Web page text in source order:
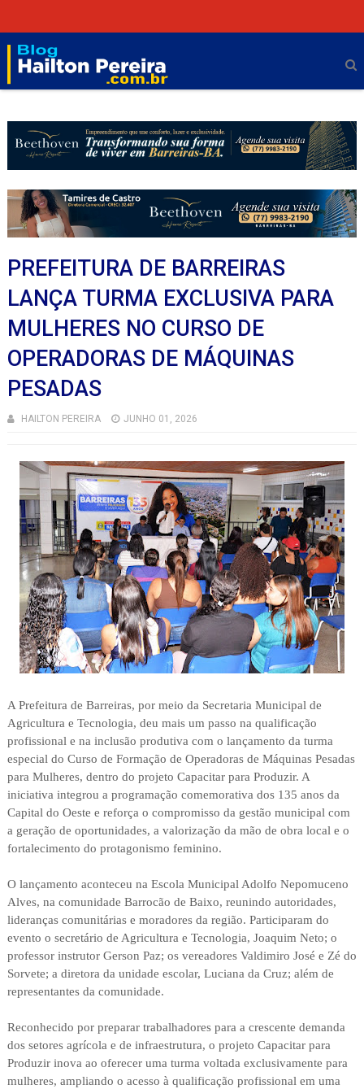
PREFEITURA DE BARREIRAS
LANÇA TURMA EXCLUSIVA PARA
MULHERES NO CURSO DE
OPERADORAS DE MÁQUINAS
PESADAS
HAILTON PEREIRA JUNHO 01, 2026
A Prefeitura de Barreiras, por meio da Secretaria Municipal de
Agricultura e Tecnologia, deu mais um passo na qualificação
profissional e na inclusão produtiva com o lançamento da turma
especial do Curso de Formação de Operadoras de Máquinas Pesadas
para Mulheres, dentro do projeto Capacitar para Produzir. A
iniciativa integrou a programação comemorativa dos 135 anos da
Capital do Oeste e reforça o compromisso da gestão municipal com
a geração de oportunidades, a valorização da mão de obra local e o
fortalecimento do protagonismo feminino.
O lançamento aconteceu na Escola Municipal Adolfo Nepomuceno
Alves, na comunidade Barrocão de Baixo, reunindo autoridades,
lideranças comunitárias e moradores da região. Participaram do
evento o secretário de Agricultura e Tecnologia, Joaquim Neto; o
professor instrutor Gerson Paz; os vereadores Valdimiro José e Zé do
Sorvete; a diretora da unidade escolar, Luciana da Cruz; além de
representantes da comunidade.
Reconhecido por preparar trabalhadores para a crescente demanda
dos setores agrícola e de infraestrutura, o projeto Capacitar para
Produzir inova ao oferecer uma turma voltada exclusivamente para
mulheres, ampliando o acesso à qualificação profissional em uma